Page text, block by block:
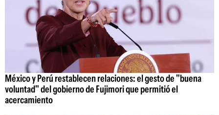
México y Perú restablecen relaciones: el gesto de "buena
voluntad" del gobierno de Fujimori que permitió el
acercamiento